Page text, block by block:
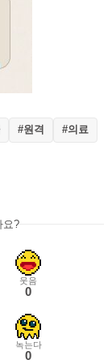
#원격 #의료
요?
웃음
0
녹는다
0